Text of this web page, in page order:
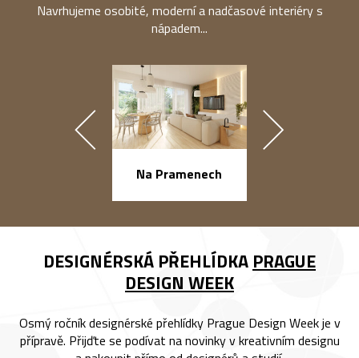
Navrhujeme osobité, moderní a nadčasové interiéry s
nápadem...
Na Pramenech
DESIGNÉRSKÁ PŘEHLÍDKA PRAGUE
DESIGN WEEK
Osmý ročník designérské přehlídky Prague Design Week je v
přípravě. Přijďte se podívat na novinky v kreativním designu